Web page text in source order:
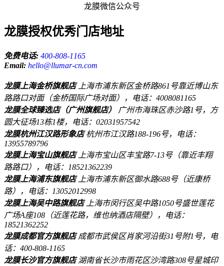
龙膜微信公众号
龙膜授权优秀门店地址
免费电话: 400-808-1165
Email: hello@llumar-cn.com
龙膜上海金桥旗舰店 上海市浦东新区金桥路861号靠近博山东
路路口对面（金桥国际广场对面），电话：4008081165
龙膜全球臻选店（广州旗舰店）
广州市海珠区赤沙路1号，方
圆大征场13栋1楼，电话：02031957542
龙膜杭州江汉路形象店杭州市江汉路188-196号，电话：
13955789796
龙膜上海宝山旗舰店 上海市宝山区丰宝路7-13号（靠近丰翔
路路口），电话：18521362239
龙膜上海浦东旗舰店 上海市浦东新区御水路688号（近康桥
路），电话：13052012998
龙膜上海吴中路旗舰店 上海市闵行区吴中路1050号盛世莲花
广场A座108（近莲花路，维也纳酒店隔壁），电话：
18521362252
龙膜成都官方旗舰店成都市武侯区肖家河沿街31号附1号，电
话：400-808-1165
龙膜长沙官方旗舰店湖南省长沙市雨花区沙湾路308号星城印